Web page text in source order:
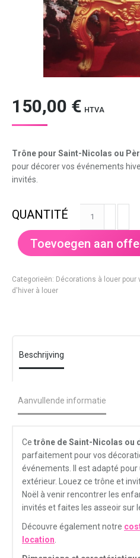
150,00 € HTVA
Trône pour Saint-Nicolas ou
pour décorer vos événements
invités.
Nicolas
de
Toevoegen aan
Categorieën: Décorations à louer pour
d'hiver à louer
Beschrijving
Aanvullende informatie
Ce trône de Saint-Nicolas ou
parfaitement pour vos
événements. Il est adapté
extérieur. Louez ce trône et
Noël à venir rencontrer les
invités et faites les asseoir sur
Découvre également notre
location